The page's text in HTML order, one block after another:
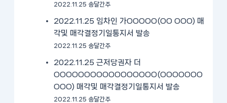
2022.11.25 송달간주
2022.11.25 임차인 가OOOOO(OO OOO) 매
각및 매각결정기일통지서 발송
2022.11.25 송달간주
2022.11.25 근저당권자 더
OOOOOOOOOOOOOOOOO(OOOOOOO
OOO) 매각및 매각결정기일통지서 발송
2022.11.25 송달간주